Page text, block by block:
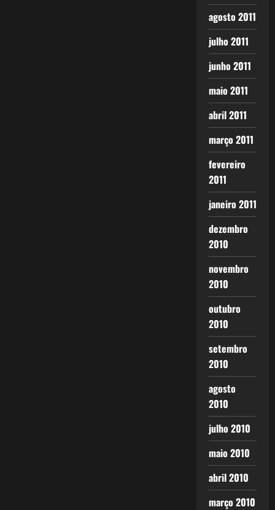
agosto 2011
julho 2011
junho 2011
maio 2011
abril 2011
março 2011
fevereiro
2011
janeiro 2011
dezembro
2010
novembro
2010
outubro
2010
setembro
2010
agosto
2010
julho 2010
maio 2010
abril 2010
março 2010